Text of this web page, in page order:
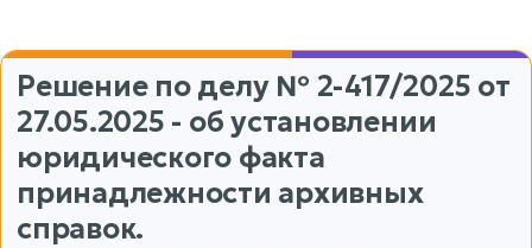
Решение по делу № 2-417/2025 от
27.05.2025 - об установлении
юридического факта
принадлежности архивных
справок.